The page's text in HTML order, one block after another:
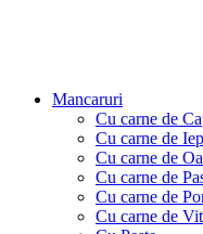
Mancaruri
Cu carne de
Cu carne de
Cu carne de
Cu carne de
Cu carne de
Cu carne de